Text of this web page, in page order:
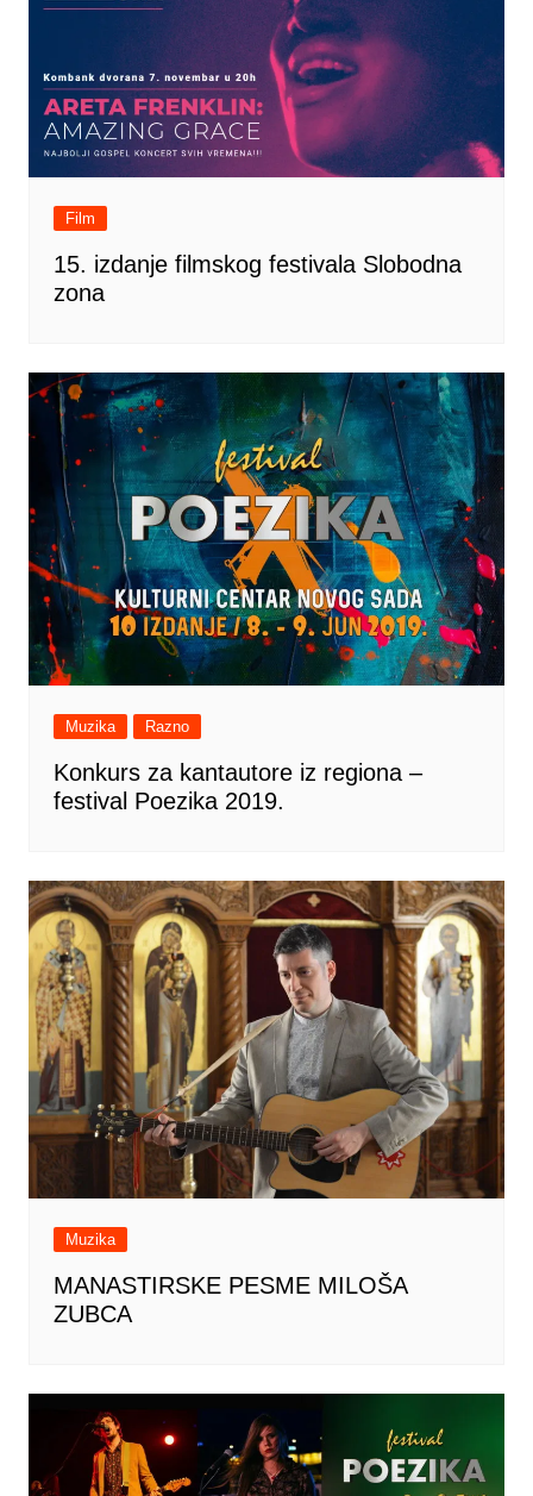
Film
15. izdanje filmskog festivala Slobodna
zona
Muzika Razno
Konkurs za kantautore iz regiona ‒
festival Poezika 2019.
Muzika
MANASTIRSKE PESME MILOŠA
ZUBCA